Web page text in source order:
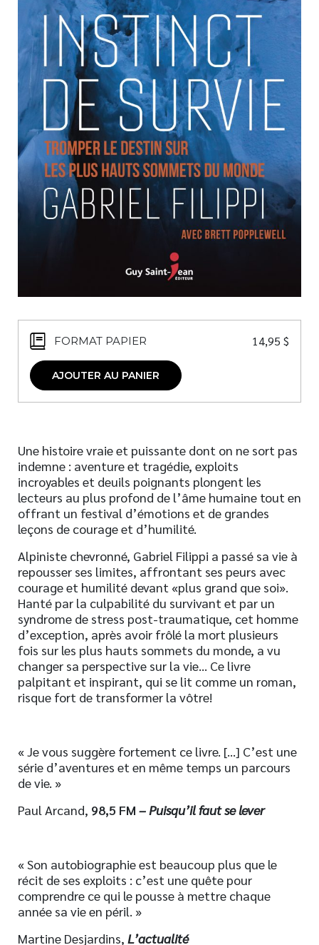
Nouveautés
Numérique
Livres audio
Meilleurs vendeurs
Page vedette
AUTEURS
À PROPOS
CONTACT
FORMAT PAPIER 14,95 $
AJOUTER AU PANIER
Une histoire vraie et puissante dont on ne sort pas
indemne : aventure et tragédie, exploits
incroyables et deuils poignants plongent les
lecteurs au plus profond de l’âme humaine tout en
offrant un festival d’émotions et de grandes
leçons de courage et d’humilité.
Alpiniste chevronné, Gabriel Filippi a passé sa vie à
repousser ses limites, affrontant ses peurs avec
courage et humilité devant «plus grand que soi».
Hanté par la culpabilité du survivant et par un
syndrome de stress post-traumatique, cet homme
d’exception, après avoir frôlé la mort plusieurs
fois sur les plus hauts sommets du monde, a vu
changer sa perspective sur la vie… Ce livre
palpitant et inspirant, qui se lit comme un roman,
risque fort de transformer la vôtre!
« Je vous suggère fortement ce livre. […] C’est une
série d’aventures et en même temps un parcours
de vie. »
Paul Arcand, 98,5 FM – Puisqu’il faut se lever
« Son autobiographie est beaucoup plus que le
récit de ses exploits : c’est une quête pour
comprendre ce qui le pousse à mettre chaque
année sa vie en péril. »
Martine Desjardins, L’actualité